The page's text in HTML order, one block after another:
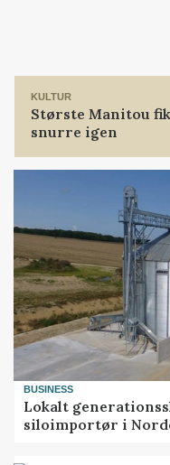
KULTUR
Største Manitou
snurre igen
BUSINESS
Lokalt
siloimportør i